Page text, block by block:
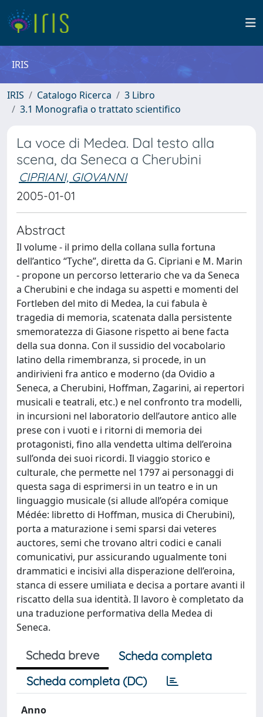
IRIS
IRIS Catalogo Ricerca
3 Libro
3.1 Monografia o trattato scientifico
La voce di Medea. Dal testo alla
scena, da Seneca a Cherubini
CIPRIANI, GIOVANNI
2005-01-01
Abstract
Il volume - il primo della collana sulla fortuna
dell’antico “Tyche”, diretta da G. Cipriani e M. Marin
- propone un percorso letterario che va da Seneca
a Cherubini e che indaga su aspetti e momenti del
Fortleben del mito di Medea, la cui fabula è
tragedia di memoria, scatenata dalla persistente
smemoratezza di Giasone rispetto ai bene facta
della sua donna. Con il sussidio del vocabolario
latino della rimembranza, si procede, in un
andirivieni fra antico e moderno (da Ovidio a
Seneca, a Cherubini, Hoffman, Zagarini, ai repertori
musicali e teatrali, etc.) e nel confronto tra modelli,
in incursioni nel laboratorio dell’autore antico alle
prese con i vuoti e i ritorni di memoria dei
protagonisti, fino alla vendetta ultima dell’eroina
sull’onda dei suoi ricordi. Il viaggio storico e
culturale, che permette nel 1797 ai personaggi di
questa saga di esprimersi in un teatro e in un
linguaggio musicale (si allude all’opéra comique
Médée: libretto di Hoffman, musica di Cherubini),
porta a maturazione i semi sparsi dai veteres
auctores, semi che trovano altri codici e canali
comunicativi, pur assicurando ugualmente toni
drammatici e incisivi alla disperazione dell’eroina,
stanca di essere umiliata e decisa a portare avanti il
riscatto della sua identità. Il lavoro è completato da
una traduzione performativa della Medea di
Seneca.
Scheda breve
Scheda completa
Scheda completa (DC)
Anno